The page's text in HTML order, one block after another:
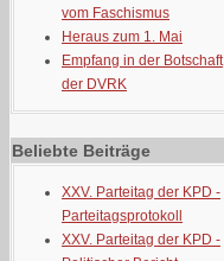
vom Faschismus
Heraus zum 1. Mai
Empfang in der Botschaft
der DVRK
Beliebte Beiträge
XXV. Parteitag der KPD -
Parteitagsprotokoll
XXV. Parteitag der KPD -